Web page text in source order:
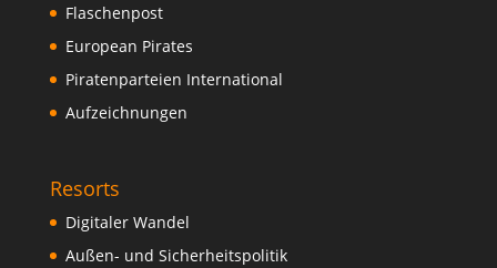
Flaschenpost
European Pirates
Piratenparteien International
Aufzeichnungen
Resorts
Digitaler Wandel
Außen- und Sicherheitspolitik